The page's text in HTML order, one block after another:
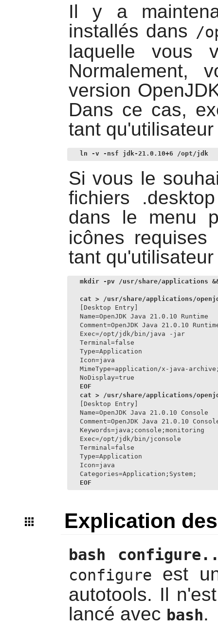
Il y a
installés dans /
laquelle vous
Normalement,
version
Dans ce cas,
tant
ln -v -nsf jdk-21.0.10+6 /opt/jdk
Si vous le
fichiers
dans le menu
icônes
tant
mkdir -pv /usr/share/applications
[Desktop Entry]
Name=OpenJDK Java 21.0.10 Runtime
Comment=OpenJDK Java 21.0.10
Exec=/opt/jdk/bin/java -jar
Terminal=false
Type=Application
Icon=java
MimeType=application/x-java-
NoDisplay=true
EOF
[Desktop Entry]
Name=OpenJDK Java 21.0.10 Console
Comment=OpenJDK Java 21.0.10
Keywords=java;console;monitoring
Exec=/opt/jdk/bin/jconsole
Terminal=false
Type=Application
Icon=java
Categories=Application;System;
EOF
Explication
bash
configure
est
autotools. Il
lancé avec bash.